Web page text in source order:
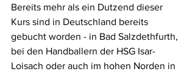
Bereits mehr als ein Dutzend dieser
Kurs sind in Deutschland bereits
gebucht worden - in Bad Salzdethfurth,
bei den Handballern der HSG Isar-
Loisach oder auch im hohen Norden in